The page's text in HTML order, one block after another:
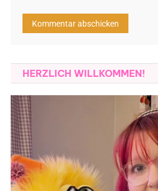
HERZLICH WILLKOMMEN!